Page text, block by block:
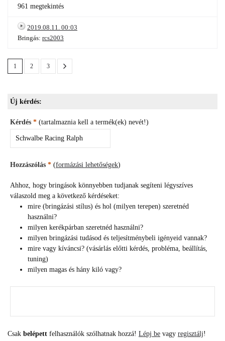
961 megtekintés
2019.08.11. 00:03
Bringás: rcs2003
1 2 3
Új kérdés:
Kérdés * (tartalmaznia kell a termék(ek) nevét!)
Hozzászólás * (formázási lehetőségek)
Ahhoz, hogy bringások könnyebben tudjanak segíteni légyszíves
válaszold meg a következő kérdéseket:
mire (bringázási stílus) és hol (milyen terepen) szeretnéd
használni?
milyen kerékpárban szeretnéd használni?
milyen bringázási tudásod és teljesítménybeli igényeid vannak?
mire vagy kíváncsi? (vásárlás előtti kérdés, probléma, beállítás,
tuning)
milyen magas és hány kiló vagy?
Csak belépett felhasználók szólhatnak hozzá! Lépj be vagy regisztálj!